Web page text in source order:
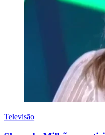
Televisão